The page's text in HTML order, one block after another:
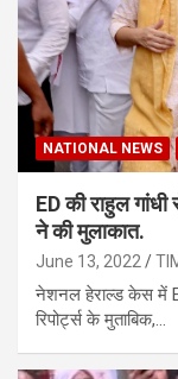
NATIONAL NEWS
ED की राहुल
ने की मुलाकात.
June 13, 2022
नेशनल हेराल्ड केस में
रिपोर्ट्स के मुताबिक,…